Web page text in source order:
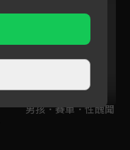
男孩．賽車．性醜聞